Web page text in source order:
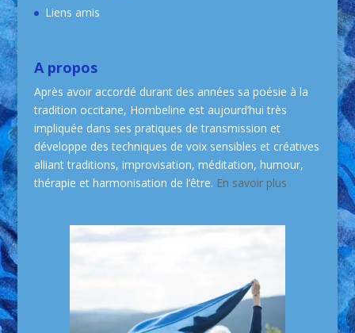
Liens amis
A propos
Après avoir accordé durant des années sa poésie à la
tradition occitane, Hombeline est aujourd’hui très
impliquée dans ses pratiques de transmission et
développe des techniques de voix sensibles et créatives
alliant traditions, improvisation, méditation, humour,
thérapie et harmonisation de l’être. En savoir plus